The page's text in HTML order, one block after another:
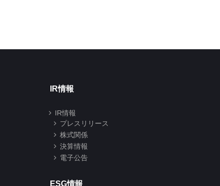
IR情報
IR情報
プレスリリース
株式関係
決算情報
電子公告
ESG情報